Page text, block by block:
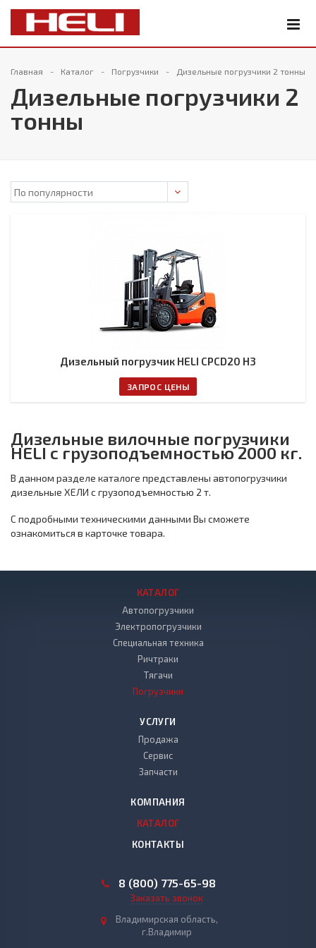
Главная Каталог Погрузчики Дизельные погрузчики 2 тонны
Дизельные погрузчики 2
тонны
Дизельный погрузчик HELI CPCD20 H3
ЗАПРОС ЦЕНЫ
Дизельные вилочные погрузчики
HELI с грузоподъемностью 2000 кг.
В данном разделе каталоге представлены автопогрузчики
дизельные ХЕЛИ с грузоподъемностью 2 т.
С подробными техническими данными Вы сможете
ознакомиться в карточке товара.
КАТАЛОГ
Автопогрузчики
Электропогрузчики
Специальная техника
Ричтраки
Тягачи
Погрузчики
УСЛУГИ
Продажа
Сервис
Запчасти
КОМПАНИЯ
КАТАЛОГ
КОНТАКТЫ
8 (800) 775-65-98
Заказать звонок
Владимирская область,
г.Владимир